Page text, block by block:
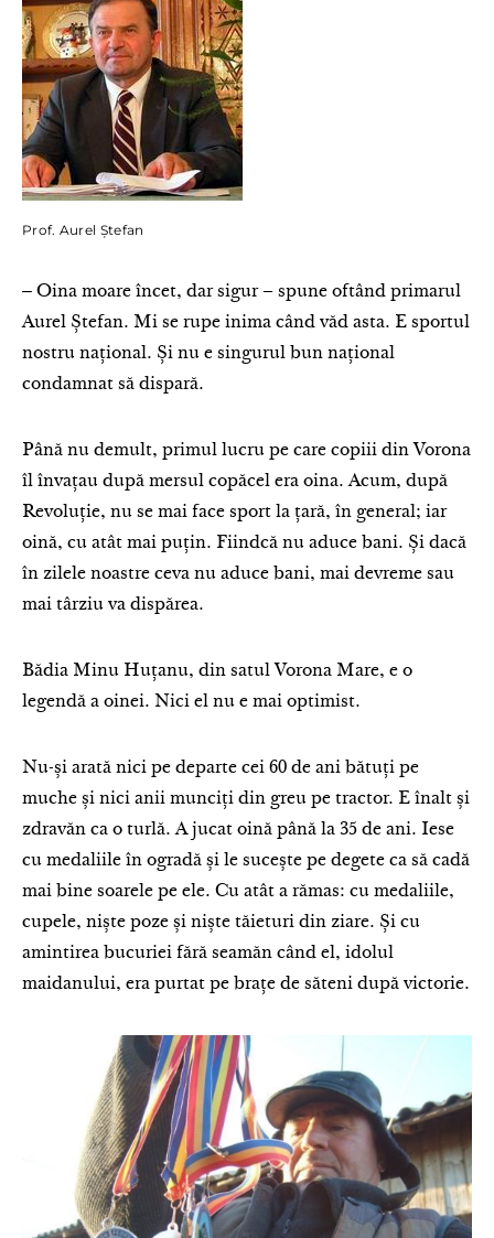
Prof. Aurel Ștefan
‒ Oina moare încet, dar sigur – spune oftând primarul
Aurel Ștefan. Mi se rupe inima când văd asta. E sportul
nostru național. Și nu e singurul bun național
condamnat să dispară.
Până nu demult, primul lucru pe care copiii din Vorona
îl învațau după mersul copăcel era oina. Acum, după
Revoluție, nu se mai face sport la țară, în general; iar
oină, cu atât mai puțin. Fiindcă nu aduce bani. Și dacă
în zilele noastre ceva nu aduce bani, mai devreme sau
mai târziu va dispărea.
Bădia Minu Huțanu, din satul Vorona Mare, e o
legendă a oinei. Nici el nu e mai optimist.
Nu-și arată nici pe departe cei 60 de ani bătuți pe
muche și nici anii munciți din greu pe tractor. E înalt și
zdravăn ca o turlă. A jucat oină până la 35 de ani. Iese
cu medaliile în ogradă și le sucește pe degete ca să cadă
mai bine soarele pe ele. Cu atât a rămas: cu medaliile,
cupele, niște poze și niște tăieturi din ziare. Și cu
amintirea bucuriei fără seamăn când el, idolul
maidanului, era purtat pe brațe de săteni după victorie.